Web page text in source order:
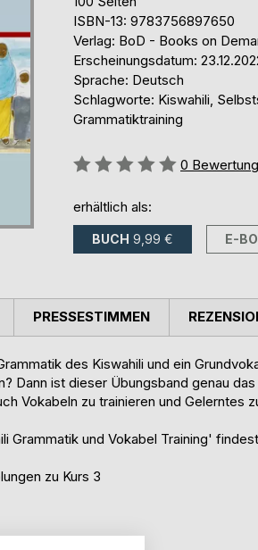
ISBN-13: 9783756897650
Verlag: BoD - Books on
Erscheinungsdatum:
Sprache: Deutsch
Schlagworte: Kiswahili,
Grammatiktraining
Bewertung::
0
erhältlich als:
BUCH 9,99 € E-
des Kiswahili und ein
Dann ist dieser Übungsband genau
Vokabeln zu trainieren und Gelerntes
Grammatik und Vokabel Training'
zu Kurs 3
PRESSESTIMMEN